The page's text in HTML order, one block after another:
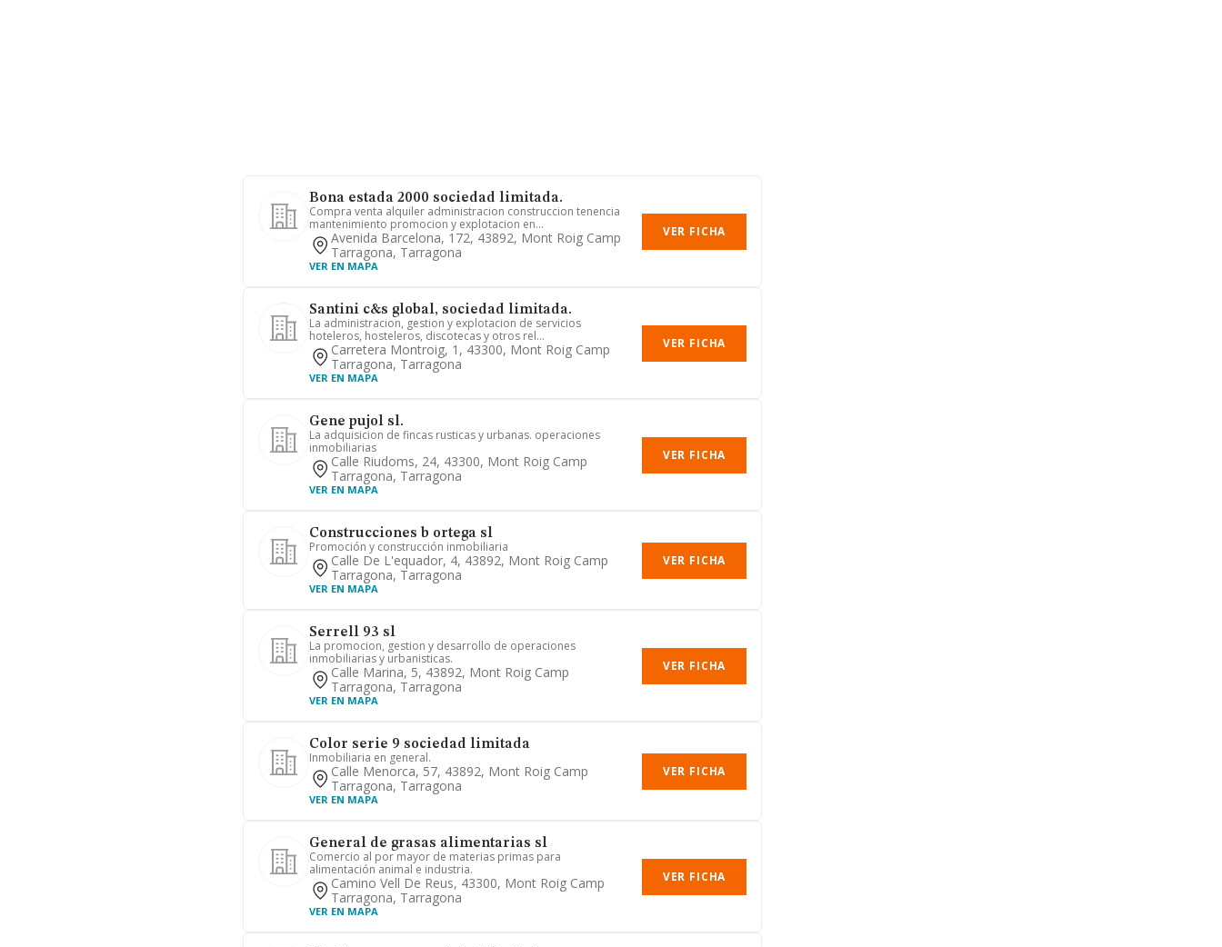
Bona estada 2000 sociedad limitada.
Compra venta alquiler administracion construccion tenencia
mantenimiento promocion y explotacion en...
Avenida Barcelona, 172, 43892, Mont Roig Camp
Tarragona, Tarragona
VER EN MAPA
VER FICHA
Santini c&s global, sociedad limitada.
La administracion, gestion y explotacion de servicios
hoteleros, hosteleros, discotecas y otros rel...
Carretera Montroig, 1, 43300, Mont Roig Camp
Tarragona, Tarragona
VER EN MAPA
VER FICHA
Gene pujol sl.
La adquisicion de fincas rusticas y urbanas. operaciones
inmobiliarias
Calle Riudoms, 24, 43300, Mont Roig Camp
Tarragona, Tarragona
VER EN MAPA
VER FICHA
Construcciones b ortega sl
Promoción y construcción inmobiliaria
Calle De L'equador, 4, 43892, Mont Roig Camp
Tarragona, Tarragona
VER EN MAPA
VER FICHA
Serrell 93 sl
La promocion, gestion y desarrollo de operaciones
inmobiliarias y urbanisticas.
Calle Marina, 5, 43892, Mont Roig Camp
Tarragona, Tarragona
VER EN MAPA
VER FICHA
Color serie 9 sociedad limitada
Inmobiliaria en general.
Calle Menorca, 57, 43892, Mont Roig Camp
Tarragona, Tarragona
VER EN MAPA
VER FICHA
General de grasas alimentarias sl
Comercio al por mayor de materias primas para
alimentación animal e industria.
Camino Vell De Reus, 43300, Mont Roig Camp
Tarragona, Tarragona
VER EN MAPA
VER FICHA